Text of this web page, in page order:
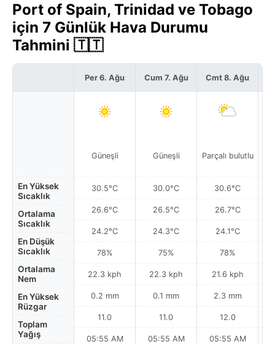
Port of Spain, Trinidad ve Tobago
için 7 Günlük Hava Durumu
Tahmini 🇹🇹
En Yüksek
Sıcaklık
Ortalama
Sıcaklık
En Düşük
Sıcaklık
Ortalama
Nem
En Yüksek
Rüzgar
Toplam
Yağış
Per 6. Ağu
Güneşli
30.5°C
26.6°C
24.2°C
78%
22.3 kph
0.2 mm
11.0
05:55 AM
Cum 7. Ağu
Güneşli
30.0°C
26.5°C
24.3°C
75%
22.3 kph
0.1 mm
11.0
05:55 AM
Cmt 8. Ağu
Parçalı bulutlu
30.6°C
26.7°C
24.1°C
78%
21.6 kph
2.3 mm
12.0
05:55 AM